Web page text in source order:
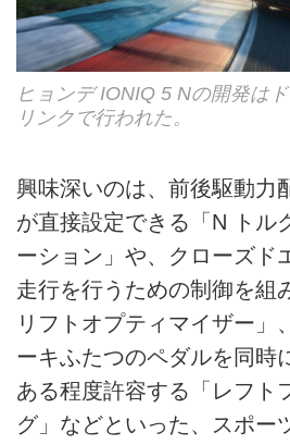
ヒョンデ IONIQ 5 Nの開発は
リンクで行われた。
興味深いのは、前後駆動力
が直接設定できる「N トル
ーション」や、クローズド
走行を行うための制御を組
リフトオプティマイザー」
ーキふたつのペダルを同時
ある程度許容する「レフト
グ」などといった、スポー